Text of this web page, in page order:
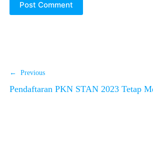
← Previous
Pendaftaran PKN STAN 2023 Tetap